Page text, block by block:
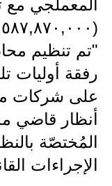
المعملجي مع
"تم تنظيم
رفقة أوليات
على شركات
أنظار قاضي
المُختصّة
الإجراءات